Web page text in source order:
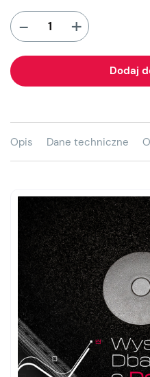
- +
Dodaj
Opis Dane techniczne